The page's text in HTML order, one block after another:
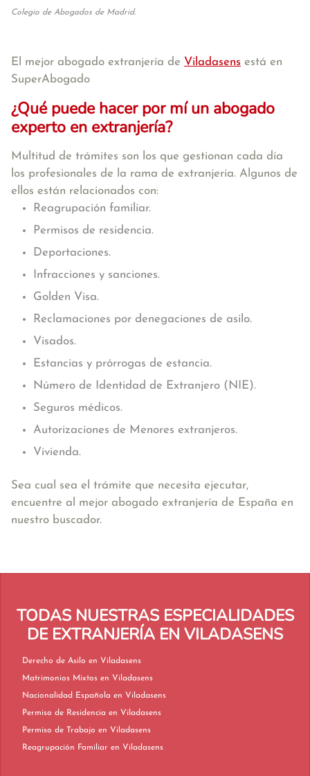
Colegio de Abogados de Madrid.
El mejor abogado extranjería de Viladasens está en
SuperAbogado
¿Qué puede hacer por mí un abogado
experto en extranjería?
Multitud de trámites son los que gestionan cada día
los profesionales de la rama de extranjería. Algunos de
ellos están relacionados con:
Reagrupación familiar.
Permisos de residencia.
Deportaciones.
Infracciones y sanciones.
Golden Visa.
Reclamaciones por denegaciones de asilo.
Visados.
Estancias y prórrogas de estancia.
Número de Identidad de Extranjero (NIE).
Seguros médicos.
Autorizaciones de Menores extranjeros.
Vivienda.
Sea cual sea el trámite que necesita ejecutar,
encuentre al mejor abogado extranjería de España en
nuestro buscador.
TODAS NUESTRAS ESPECIALIDADES
DE EXTRANJERÍA EN VILADASENS
Derecho de Asilo en Viladasens
Matrimonios Mixtos en Viladasens
Nacionalidad Española en Viladasens
Permiso de Residencia en Viladasens
Permiso de Trabajo en Viladasens
Reagrupación Familiar en Viladasens